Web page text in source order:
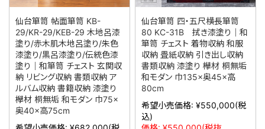
仙台箪笥 帖面箪笥 KB-
29/KR-29/KEB-29 木地呂漆
塗り/赤木肌木地呂塗り/朱色
漆塗り/黒呂漆塗り/伝統色漆
塗り｜和箪笥 チェスト 玄関収
納 リビング収納 書類収納 ア
ルバム収納 書籍収納 漆塗り
欅材 桐無垢 和モダン 巾75×
奥40×高75cm
仙台箪笥 四・五尺横長箪笥
80 KC-31B 拭き漆塗り｜和
箪笥 チェスト 着物収納 和服
収納 畳紙収納 引き出し収納
書類収納 漆塗り 欅材 桐無垢
和モダン 巾135×奥45×高
80cm
希望小売価格: ¥550,000(税
込)